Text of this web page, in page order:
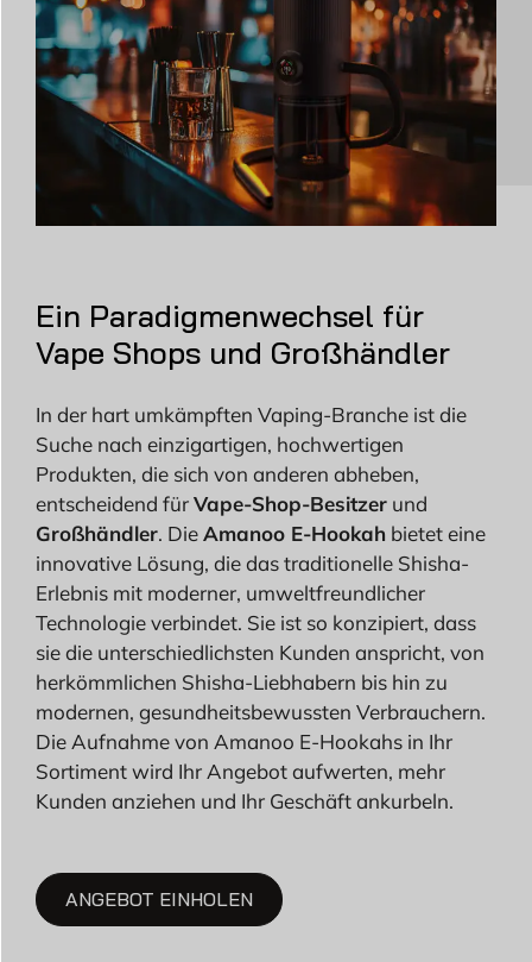
Ein Paradigmenwechsel für
Vape Shops und Großhändler
In der hart umkämpften Vaping-Branche ist die
Suche nach einzigartigen, hochwertigen
Produkten, die sich von anderen abheben,
entscheidend fürVape-Shop-Besitzer und
Großhändler. DieAmanoo E-Hookah bietet eine
innovative Lösung, die das traditionelle Shisha-
Erlebnis mit moderner, umweltfreundlicher
Technologie verbindet. Sie ist so konzipiert, dass
sie die unterschiedlichsten Kunden anspricht, von
herkömmlichen Shisha-Liebhabern bis hin zu
modernen, gesundheitsbewussten Verbrauchern.
Die Aufnahme von Amanoo E-Hookahs in Ihr
Sortiment wird Ihr Angebot aufwerten, mehr
Kunden anziehen und Ihr Geschäft ankurbeln.
ANGEBOT EINHOLEN